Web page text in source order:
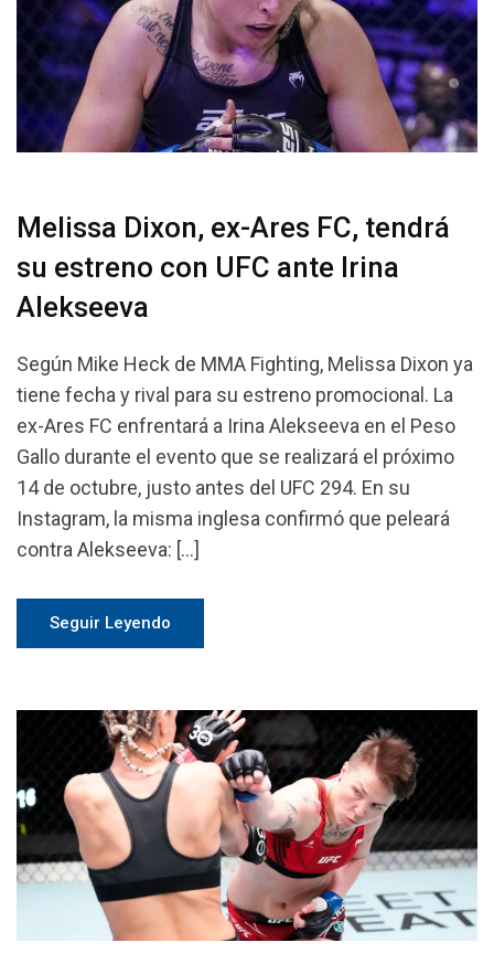
Melissa Dixon, ex-Ares FC, tendrá
su estreno con UFC ante Irina
Alekseeva
Según Mike Heck de MMA Fighting, Melissa Dixon ya
tiene fecha y rival para su estreno promocional. La
ex-Ares FC enfrentará a Irina Alekseeva en el Peso
Gallo durante el evento que se realizará el próximo
14 de octubre, justo antes del UFC 294. En su
Instagram, la misma inglesa confirmó que peleará
contra Alekseeva: […]
Seguir Leyendo